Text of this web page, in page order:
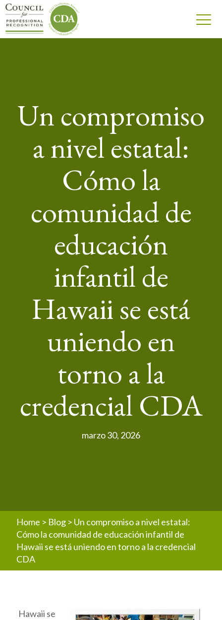
Un compromiso
a nivel estatal:
Cómo la
comunidad de
educación
infantil de
Hawaii se está
uniendo en
torno a la
credencial CDA
marzo 30, 2026
Home > Blog > Un compromiso a nivel estatal:
Cómo la comunidad de educación infantil de
Hawaii se está uniendo en torno a la credencial
CDA
Hawaii se